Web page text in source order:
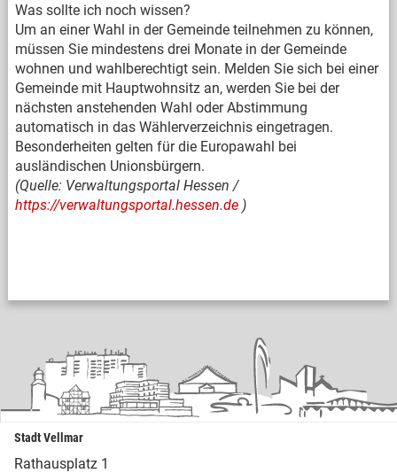
Was sollte ich noch wissen?
Um an einer Wahl in der Gemeinde teilnehmen zu können,
müssen Sie mindestens drei Monate in der Gemeinde
wohnen und wahlberechtigt sein. Melden Sie sich bei einer
Gemeinde mit Hauptwohnsitz an, werden Sie bei der
nächsten anstehenden Wahl oder Abstimmung
automatisch in das Wählerverzeichnis eingetragen.
Besonderheiten gelten für die Europawahl bei
ausländischen Unionsbürgern.
(Quelle: Verwaltungsportal Hessen /
https://verwaltungsportal.hessen.de )
Stadt Vellmar
Rathausplatz 1